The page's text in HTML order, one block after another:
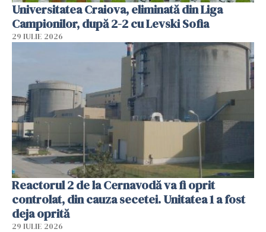
Universitatea Craiova, eliminată din Liga
Campionilor, după 2-2 cu Levski Sofia
29 IULIE 2026
Reactorul 2 de la Cernavodă va fi oprit
controlat, din cauza secetei. Unitatea 1 a fost
deja oprită
29 IULIE 2026